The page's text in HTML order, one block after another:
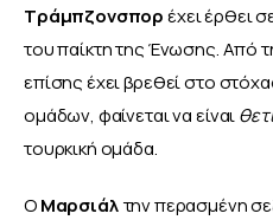
Τράμπζονσπορ έχει έρθει
του παίκτη της Ένωσης. Από
επίσης έχει βρεθεί στο
ομάδων, φαίνεται να είναι
τουρκική ομάδα.
Ο Μαρσιάλ την περασμένη